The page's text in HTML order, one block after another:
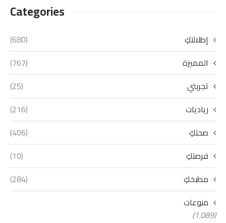
Categories
إطلالتكِ
(680)
المميزة
(767)
تجربتي
(25)
رياديات
(216)
صحتكِ
(406)
فرصتكِ
(10)
مطبخكِ
(284)
منوعات
(1٬089)